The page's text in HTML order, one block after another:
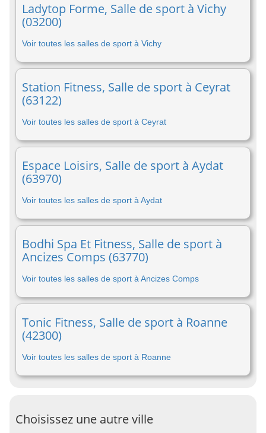
Ladytop Forme, Salle de sport à Vichy
(03200)
Voir toutes les salles de sport à Vichy
Station Fitness, Salle de sport à Ceyrat
(63122)
Voir toutes les salles de sport à Ceyrat
Espace Loisirs, Salle de sport à Aydat
(63970)
Voir toutes les salles de sport à Aydat
Bodhi Spa Et Fitness, Salle de sport à
Ancizes Comps (63770)
Voir toutes les salles de sport à Ancizes Comps
Tonic Fitness, Salle de sport à Roanne
(42300)
Voir toutes les salles de sport à Roanne
Choisissez une autre ville